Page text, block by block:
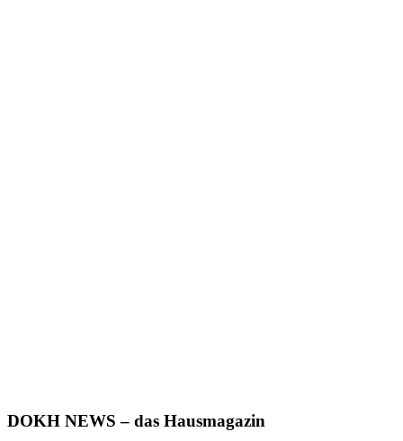
DOKH NEWS – das Hausmagazin